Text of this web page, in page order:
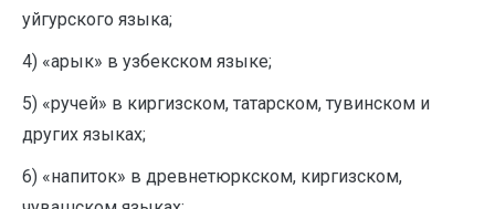
уйгурского языка;
4) «арык» в узбекском языке;
5) «ручей» в киргизском, татарском, тувинском и
других языках;
6) «напиток» в древнетюркском, киргизском,